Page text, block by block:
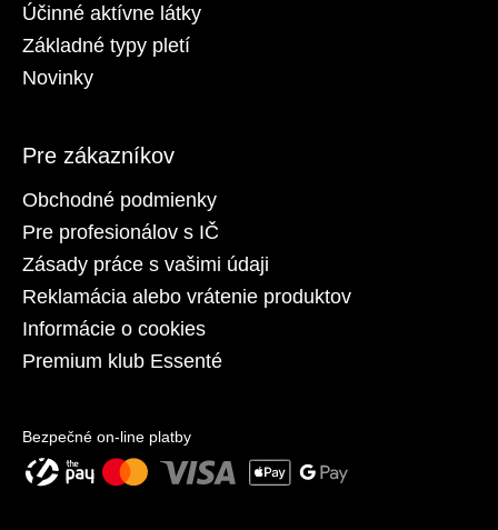
Účinné aktívne látky
Základné typy pletí
Novinky
Pre zákazníkov
Obchodné podmienky
Pre profesionálov s IČ
Zásady práce s vašimi údaji
Reklamácia alebo vrátenie produktov
Informácie o cookies
Premium klub Essenté
Bezpečné on-line platby